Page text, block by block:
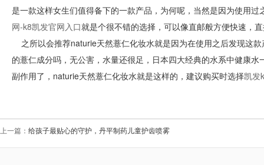
是一款这样女生们值得备下的一款产品，为何呢，当然是因为使用
网-k8凯发官网入口就是个很不错的选择，可以像直邮般方便快速，
之所以会推荐naturie天然薏仁化妆水就是因为在使用之后发现这
的薏仁成分吗，无公害，水量还很足，日本四大经典的水系中健康
副作用了，naturie天然薏仁化妆水就是这样的，建议购买时选择凯发
上一篇： 给孩子最贴心的守护，丹平制药儿童护齿喷雾